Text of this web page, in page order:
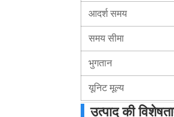
आदर्श समय
समय सीमा
भुगतान
यूनिट मूल्य
उत्पाद की